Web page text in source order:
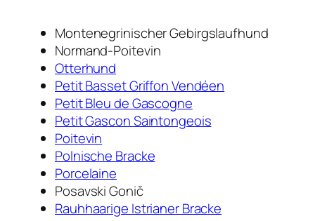
Montenegrinischer Gebirgslaufhund
Normand-Poitevin
Otterhund
Petit Basset Griffon Vendéen
Petit Bleu de Gascogne
Petit Gascon Saintongeois
Poitevin
Polnische Bracke
Porcelaine
Posavski Gonič
Rauhhaarige Istrianer Bracke